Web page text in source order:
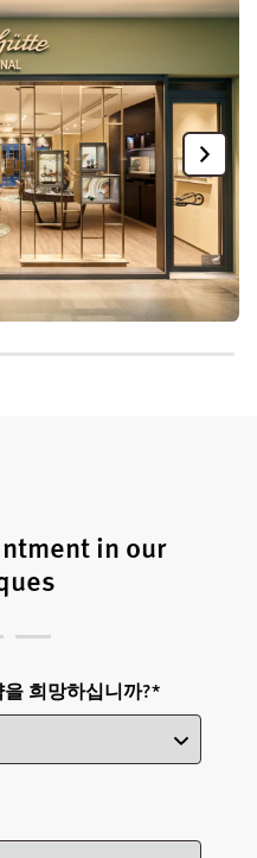
in our
희망하십니까?*